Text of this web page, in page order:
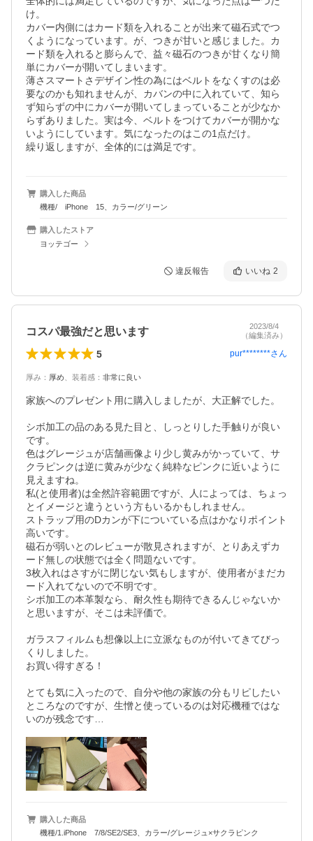
け。
カバー内側にはカード類を入れることが出来て磁石式でつ
くようになっています。が、つきが甘いと感じました。カ
ード類を入れると膨らんで、益々磁石のつきが甘くなり簡
単にカバーが開いてしまいます。
薄さスマートさデザイン性の為にはベルトをなくすのは必
要なのかも知れませんが、カバンの中に入れていて、知ら
ず知らずの中にカバーが開いてしまっていることが少なか
らずありました。実は今、ベルトをつけてカバーが開かな
いようにしています。気になったのはこの1点だけ。
繰り返しますが、全体的には満足です。
購入した商品
機種/ iPhone 15、カラー/グリーン
購入したストア
ヨッテゴー
違反報告 いいね 2
コスパ最強だと思います
2023/8/4
（編集済み）
5 pur********さん
厚み ： 厚め 装着感 ： 非常に良い
家族へのプレゼント用に購入しましたが、大正解でした。
シボ加工の品のある見た目と、しっとりした手触りが良い
です。
色はグレージュが店舗画像より少し黄みがかっていて、サ
クラピンクは逆に黄みが少なく純粋なピンクに近いように
見えますね。
私(と使用者)は全然許容範囲ですが、人によっては、ちょっ
とイメージと違うという方もいるかもしれません。
ストラップ用のDカンが下についている点はかなりポイント
高いです。
磁石が弱いとのレビューが散見されますが、とりあえずカ
ード無しの状態では全く問題ないです。
3枚入れはさすがに閉じない気もしますが、使用者がまだカ
ード入れてないので不明です。
シボ加工の本革製なら、耐久性も期待できるんじゃないか
と思いますが、そこは未評価で。
ガラスフィルムも想像以上に立派なものが付いてきてびっ
くりしました。
お買い得すぎる！
とても気に入ったので、自分や他の家族の分もリピしたい
ところなのですが、生憎と使っているのは対応機種ではな
いのが残念です…
購入した商品
機種/1.iPhone 7/8/SE2/SE3、カラー/グレージュ×サクラピンク